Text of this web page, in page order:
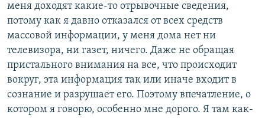
меня доходят какие-то отрывочные сведения,
потому как я давно отказался от всех средств
массовой информации, у меня дома нет ни
телевизора, ни газет, ничего. Даже не обращая
пристального внимания на все, что происходит
вокруг, эта информация так или иначе входит в
сознание и разрушает его. Поэтому впечатление, о
котором я говорю, особенно мне дорого. Я там как-